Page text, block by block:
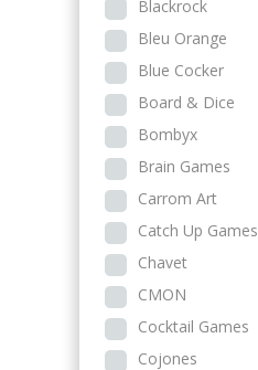
Blackrock
Bleu Orange
Blue Cocker
Board & Dice
Bombyx
Brain Games
Carrom Art
Catch Up Games
Chavet
CMON
Cocktail Games
Cojones